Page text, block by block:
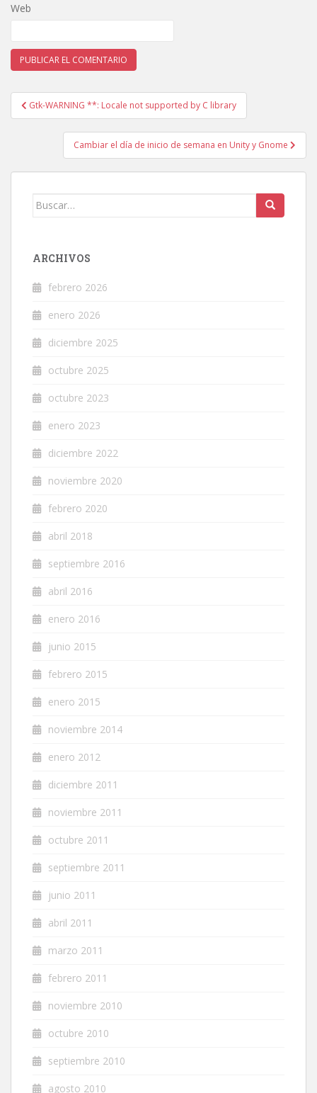
Web
Navegación
de
entradas
Gtk-WARNING **: Locale not supported by C library
Cambiar el día de inicio de semana en Unity y Gnome
Buscar:
ARCHIVOS
febrero 2026
enero 2026
diciembre 2025
octubre 2025
octubre 2023
enero 2023
diciembre 2022
noviembre 2020
febrero 2020
abril 2018
septiembre 2016
abril 2016
enero 2016
junio 2015
febrero 2015
enero 2015
noviembre 2014
enero 2012
diciembre 2011
noviembre 2011
octubre 2011
septiembre 2011
junio 2011
abril 2011
marzo 2011
febrero 2011
noviembre 2010
octubre 2010
septiembre 2010
agosto 2010